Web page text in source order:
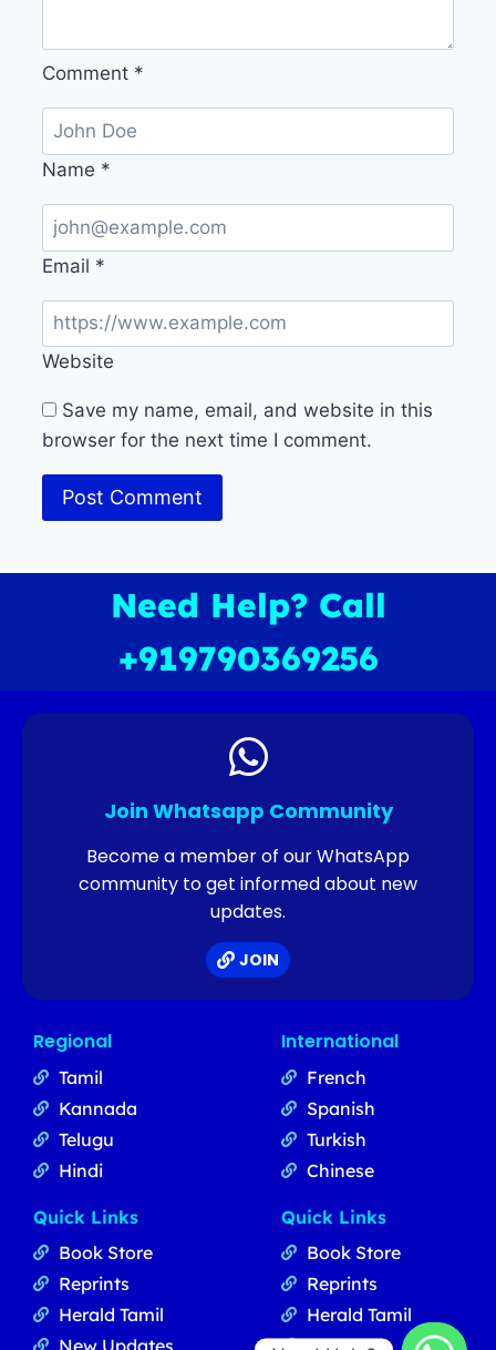
Comment *
Name *
Email *
Website
Save my name, email, and website in this
browser for the next time I comment.
Need Help? Call
+919790369256
Join Whatsapp Community
Become a member of our WhatsApp
community to get informed about new
updates.
JOIN
Regional
Tamil
Kannada
Telugu
Hindi
International
French
Spanish
Turkish
Chinese
Quick Links
Book Store
Reprints
Herald Tamil
Quick Links
Book Store
Reprints
Herald Tamil